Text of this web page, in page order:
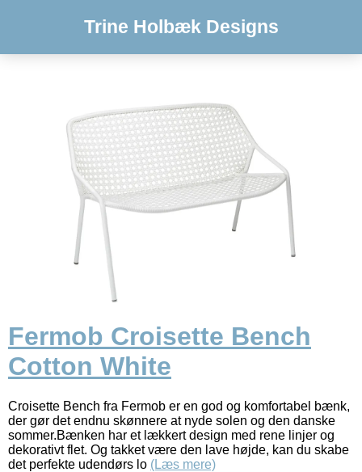
Trine Holbæk Designs
Fermob Croisette Bench
Cotton White
Croisette Bench fra Fermob er en god og komfortabel bænk,
der gør det endnu skønnere at nyde solen og den danske
sommer.Bænken har et lækkert design med rene linjer og
dekorativt flet. Og takket være den lave højde, kan du skabe
det perfekte udendørs lo (Læs mere)